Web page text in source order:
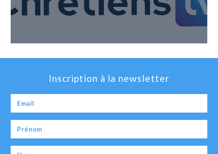
Inscription à la newsletter